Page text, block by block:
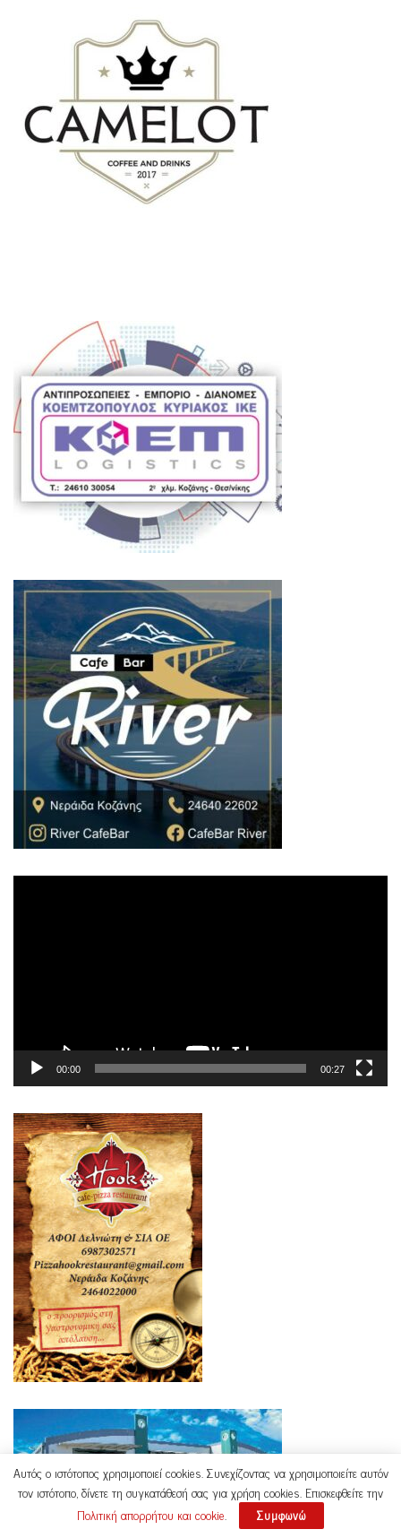
00:00 00:27
Αυτός ο ιστότοπος χρησιμοποιεί cookies. Συνεχίζοντας να χρησιμοποιείτε αυτόν
τον ιστότοπο, δίνετε τη συγκατάθεσή σας για χρήση cookies. Επισκεφθείτε την
Πολιτική απορρήτου και cookie. Συμφωνώ